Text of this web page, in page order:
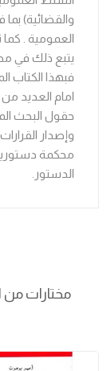
والقضائية)
العمومية .
يتبع ذلك في
فبهذا الكتاب
امام العديد
حقول البحث
وإصدار
محكمة
الدستور.
مختارات